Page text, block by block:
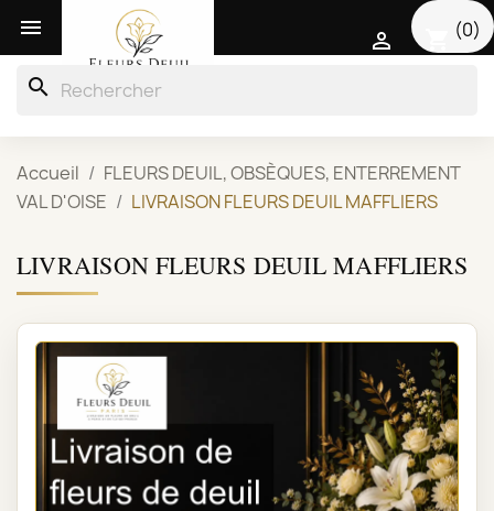
 (0)

search
Accueil
FLEURS DEUIL, OBSÈQUES, ENTERREMENT
VAL D'OISE
LIVRAISON FLEURS DEUIL MAFFLIERS
LIVRAISON FLEURS DEUIL MAFFLIERS